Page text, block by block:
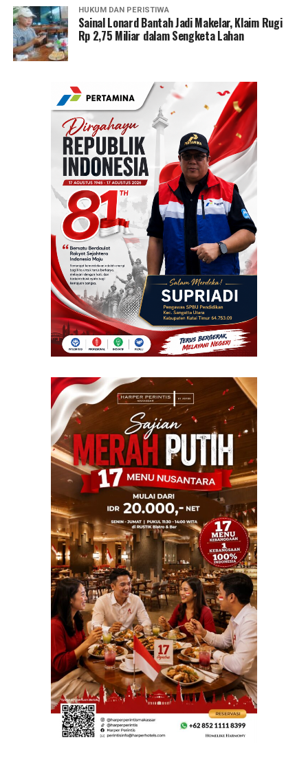
HUKUM DAN PERISTIWA
Sainal Lonard Bantah Jadi Makelar, Klaim Rugi
Rp 2,75 Miliar dalam Sengketa Lahan